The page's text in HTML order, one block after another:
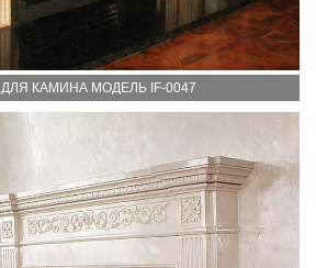
КАМИНА МОДЕЛЬ IF-0047